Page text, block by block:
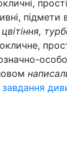
підмети
цвітіння,
завдання